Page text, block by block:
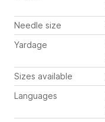
Needle size
Yardage
Sizes available
Languages